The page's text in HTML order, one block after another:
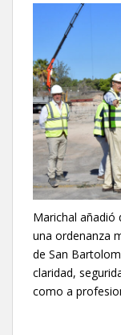
Marichal añadió
una ordenanza
de San
claridad,
como a